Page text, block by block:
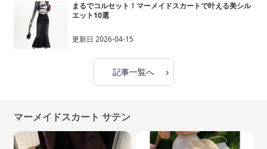
まるでコルセット！マーメイドスカートで叶える美シル
エット10選
更新日 2026-04-15
記事一覧へ ›
マーメイドスカート サテン